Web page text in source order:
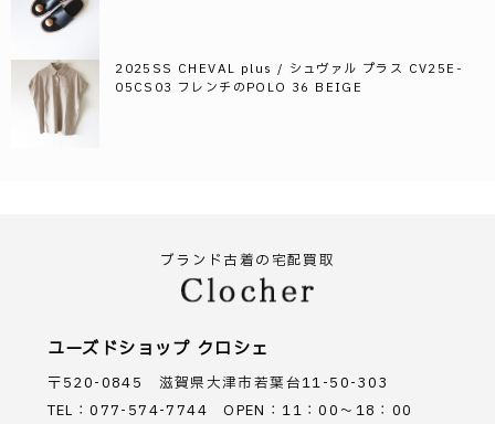
2025SS CHEVAL plus / シュヴァル プラス CV25E-
05CS03 フレンチのPOLO 36 BEIGE
ブランド古着の宅配買取
ユーズドショップ クロシェ
〒520-0845 滋賀県大津市若葉台11-50-303
TEL：077-574-7744 OPEN：11：00～18：00